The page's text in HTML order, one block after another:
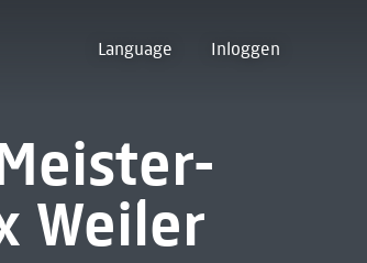
Language Inloggen
Weiler